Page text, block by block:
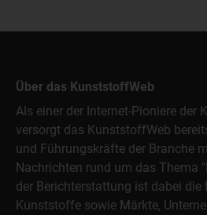
Über das KunststoffWeb
Als einer der Internet-Pioniere der
versorgt das KunststoffWeb
und Führungskräfte der Branche
Nachrichten rund um das Thema
der Berichterstattung ist dabei
Kunststoffe sowie Märkte,